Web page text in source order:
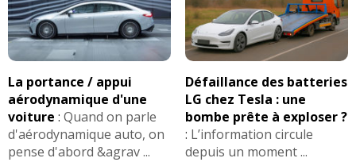
La portance / appui
aérodynamique d'une
voiture : Quand on parle
d'aérodynamique auto, on
pense d'abord &agrav ...
Défaillance des batteries
LG chez Tesla : une
bombe prête à exploser ?
: L’information circule
depuis un moment ...